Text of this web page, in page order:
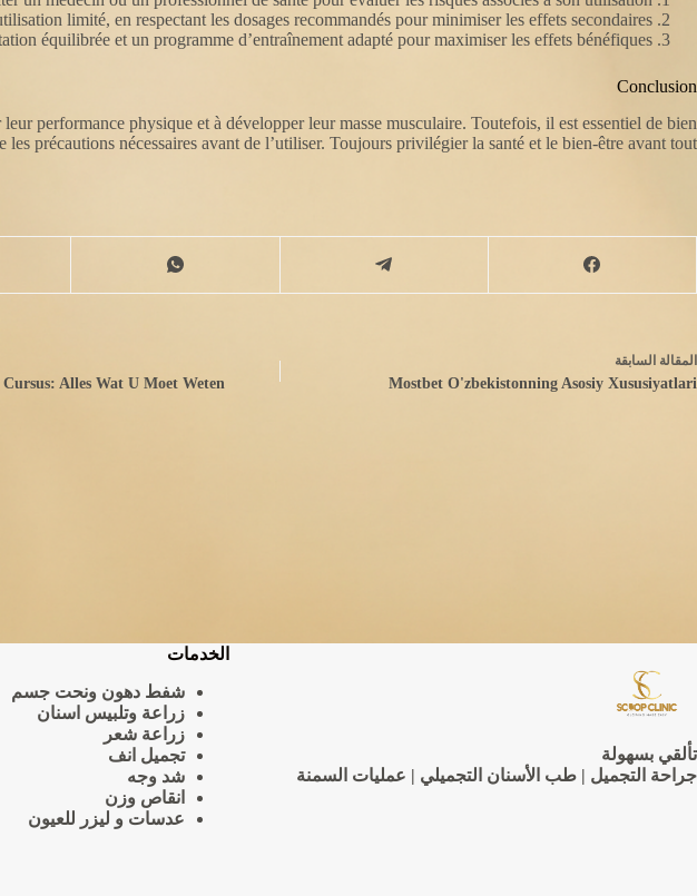
limité, en respectant les dosages recommandés pour minimiser les effets secondaires.
équilibrée et un programme d’entraînement adapté pour maximiser les effets bénéfiques.
Conclusion
performance physique et à développer leur masse musculaire. Toutefois, il est essentiel de bien
les précautions nécessaires avant de l’utiliser. Toujours privilégier la santé et le bien-être avant tout.
المقالة السابقة
Mostbet O'zbekistonning Asosiy Xususiyatlari
Alles Wat U Moet Weten
تألقي بسهولة
جراحة التجميل | طب الأسنان التجميلي | عمليات السمنة
الخدمات
شفط دهون ونحت جسم
زراعة وتلبيس اسنان
زراعة شعر
تجميل انف
شد وجه
انقاص وزن
عدسات و ليزر للعيون